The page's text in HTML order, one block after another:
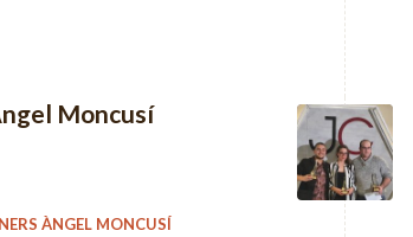
Moncusí
ÀNGEL MONCUSÍ